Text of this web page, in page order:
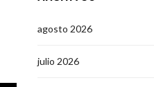
agosto 2026
julio 2026